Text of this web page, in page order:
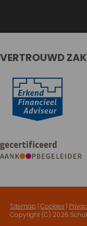
VERTROUWD
Sitemap | Cookies |
Copyright (C) 2026